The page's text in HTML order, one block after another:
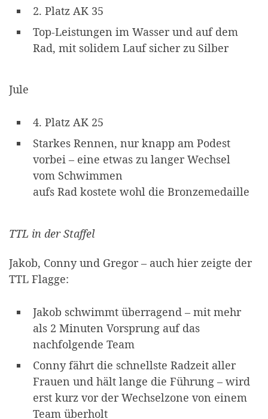
2. Platz AK 35
Top-Leistungen im Wasser und auf dem
Rad, mit solidem Lauf sicher zu Silber
Jule
4. Platz AK 25
Starkes Rennen, nur knapp am Podest
vorbei – eine etwas zu langer Wechsel
vom Schwimmen
aufs Rad kostete wohl die Bronzemedaille
TTL in der Staffel
Jakob, Conny und Gregor – auch hier zeigte der
TTL Flagge:
Jakob schwimmt überragend – mit mehr
als 2 Minuten Vorsprung auf das
nachfolgende Team
Conny fährt die schnellste Radzeit aller
Frauen und hält lange die Führung – wird
erst kurz vor der Wechselzone von einem
Team überholt